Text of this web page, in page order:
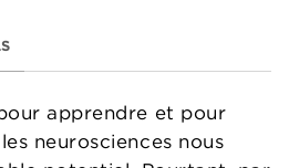
apprendre et pour
neurosciences nous